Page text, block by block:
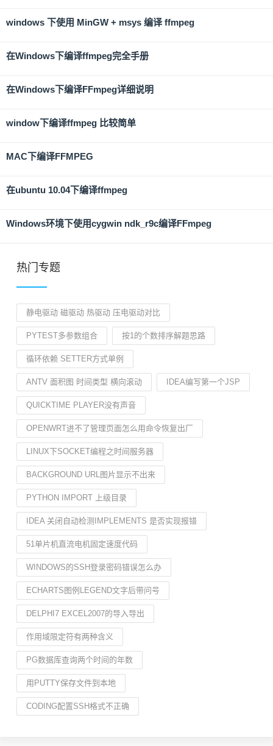
windows 下使用 MinGW + msys 编译 ffmpeg
在Windows下编译ffmpeg完全手册
在Windows下编译FFmpeg详细说明
window下编译ffmpeg 比较简单
MAC下编译FFMPEG
在ubuntu 10.04下编译ffmpeg
Windows环境下使用cygwin ndk_r9c编译FFmpeg
热门专题
静电驱动 磁驱动 热驱动 压电驱动对比
PYTEST多参数组合 按1的个数排序解题思路
循环依赖 SETTER方式单例
ANTV 面积图 时间类型 横向滚动 IDEA编写第一个JSP
QUICKTIME PLAYER没有声音
OPENWRT进不了管理页面怎么用命令恢复出厂
LINUX下SOCKET编程之时间服务器
BACKGROUND URL图片显示不出来
PYTHON IMPORT 上级目录
IDEA 关闭自动检测IMPLEMENTS 是否实现报错
51单片机直流电机固定速度代码
WINDOWS的SSH登录密码错误怎么办
ECHARTS图例LEGEND文字后带问号
DELPHI7 EXCEL2007的导入导出
作用域限定符有两种含义
PG数据库查询两个时间的年数
用PUTTY保存文件到本地
CODING配置SSH格式不正确